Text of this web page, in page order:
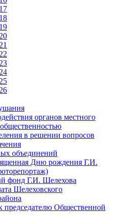
органов местного
в решении вопросов
объединений
Дню рождения Г.И.
фонд Г.И. Шелехова
Шелеховского
председателю Общественной